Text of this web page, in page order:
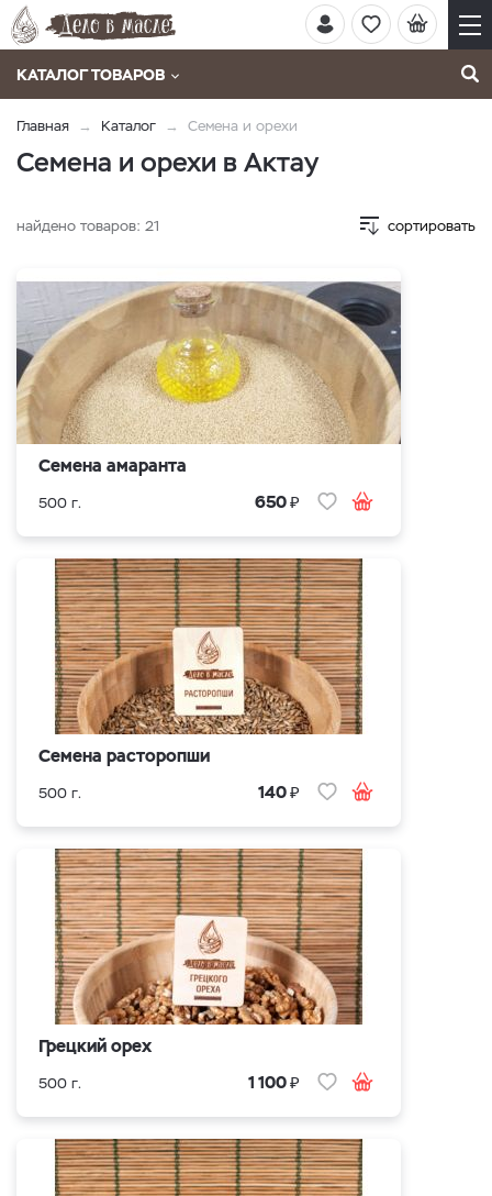
КАТАЛОГ ТОВАРОВ
Главная Каталог Семена и орехи
Семена и орехи в Актау
найдено товаров: 21 сортировать
Семена амаранта
500 г. 650₽
Семена расторопши
500 г. 140₽
Грецкий орех
500 г. 1 100₽